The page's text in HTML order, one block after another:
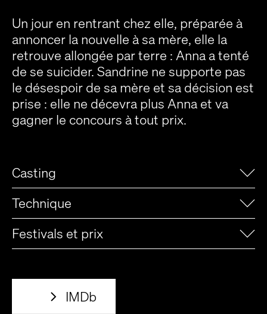
Un jour en rentrant chez elle, préparée à
annoncer la nouvelle à sa mère, elle la
retrouve allongée par terre : Anna a tenté
de se suicider. Sandrine ne supporte pas
le désespoir de sa mère et sa décision est
prise : elle ne décevra plus Anna et va
gagner le concours à tout prix.
Casting
Technique
Festivals et prix
IMDb